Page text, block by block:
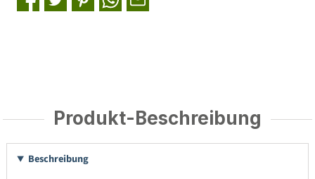
Produkt-Beschreibung
Beschreibung